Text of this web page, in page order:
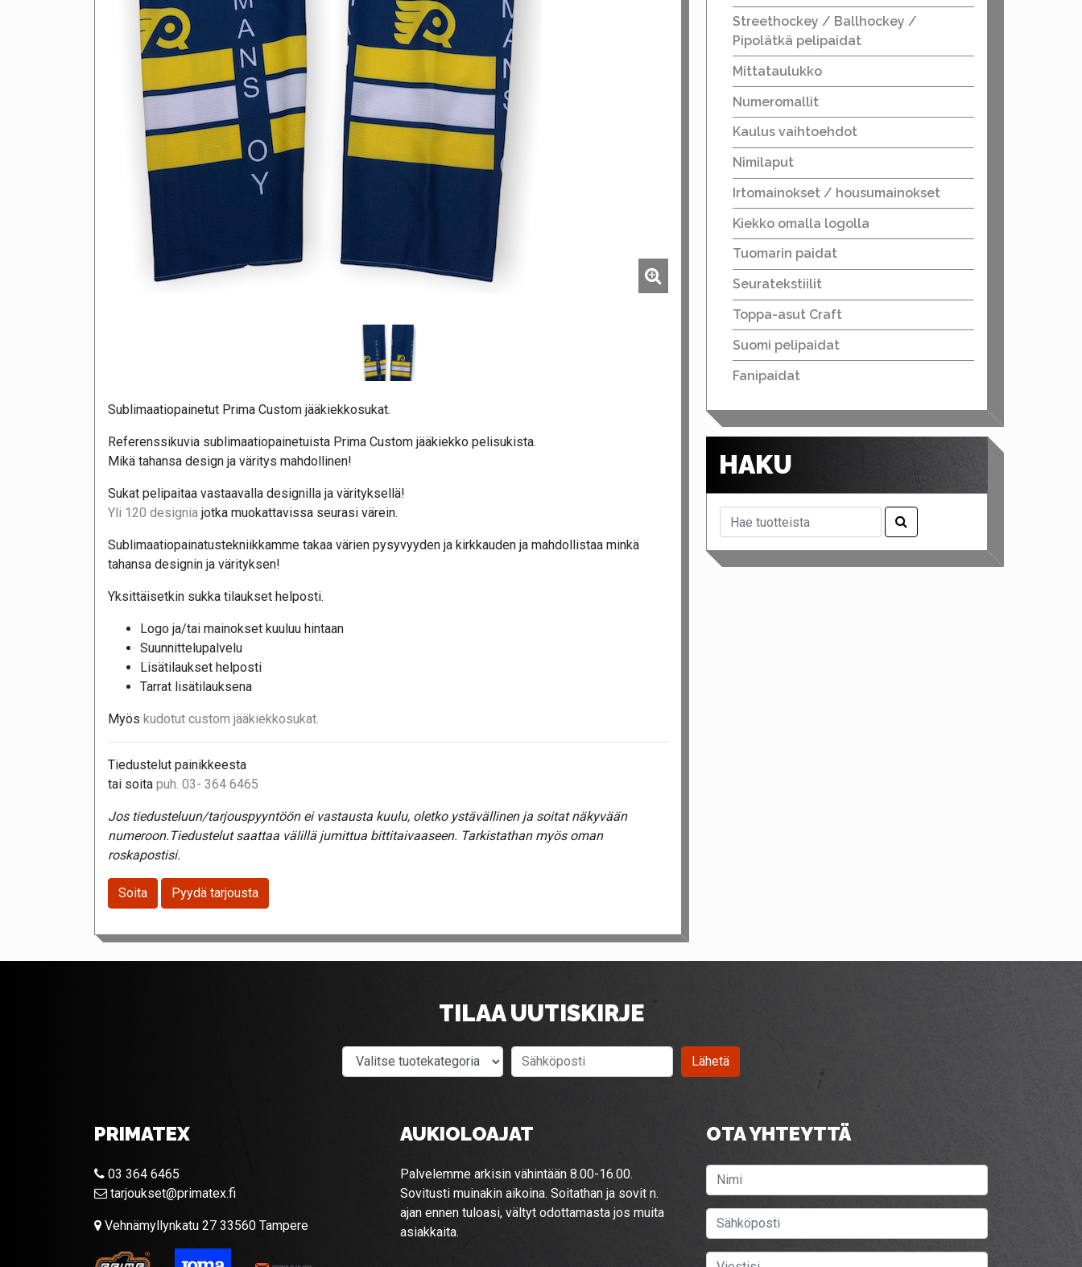
Sublimaatiopainetut Prima Custom jääkiekkosukat.
Referenssikuvia sublimaatiopainetuista Prima Custom jääkiekko pelisukista.
Mikä tahansa design ja väritys mahdollinen!
Sukat pelipaitaa vastaavalla designilla ja värityksellä!
Yli 120 designia jotka muokattavissa seurasi värein.
Sublimaatiopainatustekniikkamme takaa värien pysyvyyden ja kirkkauden ja mahdollistaa minkä
tahansa designin ja värityksen!
Yksittäisetkin sukka tilaukset helposti.
Logo ja/tai mainokset kuuluu hintaan
Suunnittelupalvelu
Lisätilaukset helposti
Tarrat lisätilauksena
Myös kudotut custom jääkiekkosukat.
Tiedustelut painikkeesta
tai soita puh. 03- 364 6465
Jos tiedusteluun/tarjouspyyntöön ei vastausta kuulu, oletko ystävällinen ja soitat näkyvään
numeroon.Tiedustelut saattaa välillä jumittua bittitaivaaseen. Tarkistathan myös oman
roskapostisi.
Soita Pyydä tarjousta
Streethockey / Ballhockey /
Pipolätkä pelipaidat
Mittataulukko
Numeromallit
Kaulus vaihtoehdot
Nimilaput
Irtomainokset / housumainokset
Kiekko omalla logolla
Tuomarin paidat
Seuratekstiilit
Toppa-asut Craft
Suomi pelipaidat
Fanipaidat
HAKU
TILAA UUTISKIRJE
Valitse tuotekategoria Lähetä
PRIMATEX
03 364 6465
tarjoukset@primatex.fi
Vehnämyllynkatu 27 33560 Tampere
AUKIOLOAJAT
Palvelemme arkisin vähintään 8.00-16.00.
Sovitusti muinakin aikoina. Soitathan ja sovit n.
ajan ennen tuloasi, vältyt odottamasta jos muita
asiakkaita.
OTA YHTEYTTÄ